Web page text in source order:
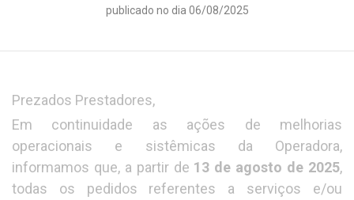
publicado no dia 06/08/2025
Prezados Prestadores,
Em continuidade as ações de melhorias
operacionais e sistêmicas da Operadora,
informamos que, a partir de 13 de agosto de 2025,
todas os pedidos referentes a serviços e/ou